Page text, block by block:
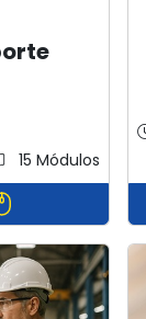
15 Módulos